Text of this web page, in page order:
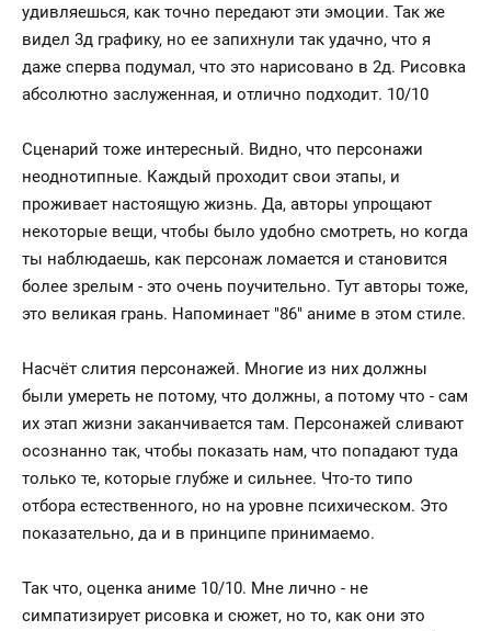
удивляешься, как точно передают эти эмоции. Так же
видел 3д графику, но ее запихнули так удачно, что я
даже сперва подумал, что это нарисовано в 2д. Рисовка
абсолютно заслуженная, и отлично подходит. 10/10
Сценарий тоже интересный. Видно, что персонажи
неоднотипные. Каждый проходит свои этапы, и
проживает настоящую жизнь. Да, авторы упрощают
некоторые вещи, чтобы было удобно смотреть, но когда
ты наблюдаешь, как персонаж ломается и становится
более зрелым - это очень поучительно. Тут авторы тоже,
это великая грань. Напоминает "86" аниме в этом стиле.
Насчёт слития персонажей. Многие из них должны
были умереть не потому, что должны, а потому что - сам
их этап жизни заканчивается там. Персонажей сливают
осознанно так, чтобы показать нам, что попадают туда
только те, которые глубже и сильнее. Что-то типо
отбора естественного, но на уровне психическом. Это
показательно, да и в принципе принимаемо.
Так что, оценка аниме 10/10. Мне лично - не
симпатизирует рисовка и сюжет, но то, как они это